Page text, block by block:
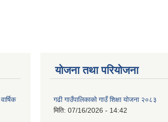
योजना तथा परियोजना
गढी गाउँपालिकाको गाउँ शिक्षा योजना २०८३
मिति: 07/16/2026 - 14:42